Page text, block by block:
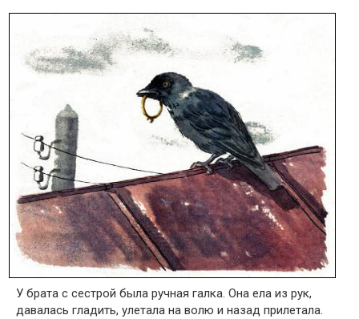
У брата с сестрой была ручная галка. Она ела из рук,
давалась гладить, улетала на волю и назад прилетала.